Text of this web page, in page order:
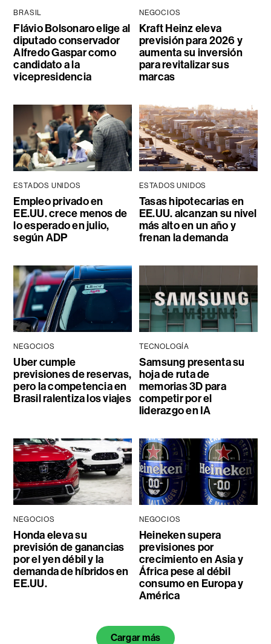
BRASIL
Flávio Bolsonaro elige al
diputado conservador
Alfredo Gaspar como
candidato a la
vicepresidencia
NEGOCIOS
Kraft Heinz eleva
previsión para 2026 y
aumenta su inversión
para revitalizar sus
marcas
ESTADOS UNIDOS
Empleo privado en
EE.UU. crece menos de
lo esperado en julio,
según ADP
ESTADOS UNIDOS
Tasas hipotecarias en
EE.UU. alcanzan su nivel
más alto en un año y
frenan la demanda
NEGOCIOS
Uber cumple
previsiones de reservas,
pero la competencia en
Brasil ralentiza los viajes
TECNOLOGÍA
Samsung presenta su
hoja de ruta de
memorias 3D para
competir por el
liderazgo en IA
NEGOCIOS
Honda eleva su
previsión de ganancias
por el yen débil y la
demanda de híbridos en
EE.UU.
NEGOCIOS
Heineken supera
previsiones por
crecimiento en Asia y
África pese al débil
consumo en Europa y
América
Cargar más